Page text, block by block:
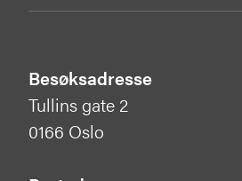
Besøksadresse
Tullins gate 2
0166 Oslo